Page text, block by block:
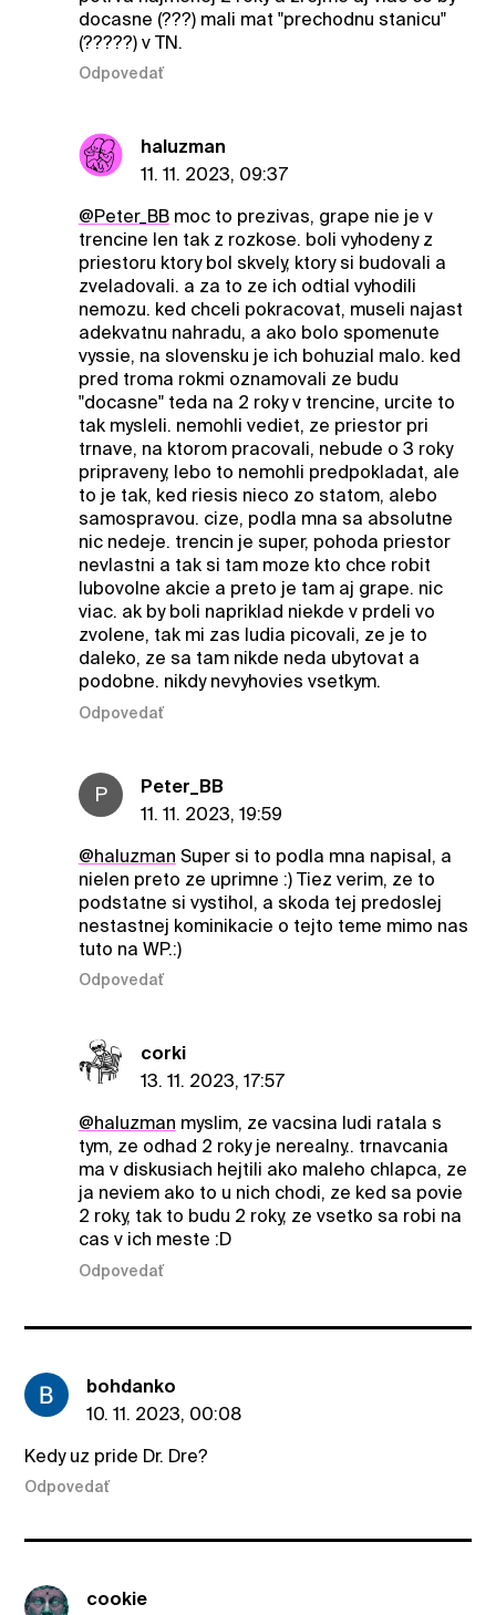
docasne (???) mali mat "prechodnu stanicu"
(?????) v TN.
Odpovedať
haluzman
11. 11. 2023, 09:37
@Peter_BBmoc to prezivas, grape nie je v
trencine len tak z rozkose. boli vyhodeny z
priestoru ktory bol skvely, ktory si budovali a
zveladovali. a za to ze ich odtial vyhodili
nemozu. ked chceli pokracovat, museli najast
adekvatnu nahradu, a ako bolo spomenute
vyssie, na slovensku je ich bohuzial malo. ked
pred troma rokmi oznamovali ze budu
"docasne" teda na 2 roky v trencine, urcite to
tak mysleli. nemohli vediet, ze priestor pri
trnave, na ktorom pracovali, nebude o 3 roky
pripraveny, lebo to nemohli predpokladat, ale
to je tak, ked riesis nieco zo statom, alebo
samospravou. cize, podla mna sa absolutne
nic nedeje. trencin je super, pohoda priestor
nevlastni a tak si tam moze kto chce robit
lubovolne akcie a preto je tam aj grape. nic
viac. ak by boli napriklad niekde v prdeli vo
zvolene, tak mi zas ludia picovali, ze je to
daleko, ze sa tam nikde neda ubytovat a
podobne. nikdy nevyhovies vsetkym.
Odpovedať
P
Peter_BB
11. 11. 2023, 19:59
@haluzman Super si to podla mna napisal, a
nielen preto ze uprimne :) Tiez verim, ze to
podstatne si vystihol, a skoda tej predoslej
nestastnej kominikacie o tejto teme mimo nas
tuto na WP.:)
Odpovedať
corki
13. 11. 2023, 17:57
@haluzman myslim, ze vacsina ludi ratala s
tym, ze odhad 2 roky je nerealny.. trnavcania
ma v diskusiach hejtili ako maleho chlapca, ze
ja neviem ako to u nich chodi, ze ked sa povie
2 roky, tak to budu 2 roky, ze vsetko sa robi na
cas v ich meste :D
Odpovedať
bohdanko
10. 11. 2023, 00:08
Kedy uz pride Dr. Dre?
Odpovedať
cookie